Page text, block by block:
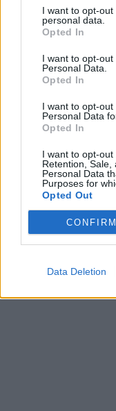
I want to opt-
personal data.
Opted In
I want to opt-
Personal Data.
Opted In
I want to opt-
Personal Data
Opted In
I want to opt-out
Retention, Sale,
Personal Data
Purposes for
Opted Out
CONFIRM
Data Deletion
Meksikiečiai
Žinios | Lietuvos